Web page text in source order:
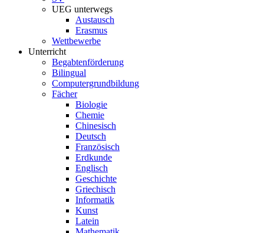
UEG unterwegs
Austausch
Erasmus
Wettbewerbe
Unterricht
Begabtenförderung
Bilingual
Computergrundbildung
Fächer
Biologie
Chemie
Chinesisch
Deutsch
Französisch
Erdkunde
Englisch
Geschichte
Griechisch
Informatik
Kunst
Latein